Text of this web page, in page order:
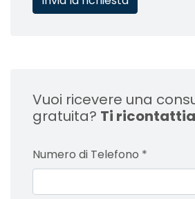
Vuoi ricevere una
gratuita? Ti
Numero di Telefono *